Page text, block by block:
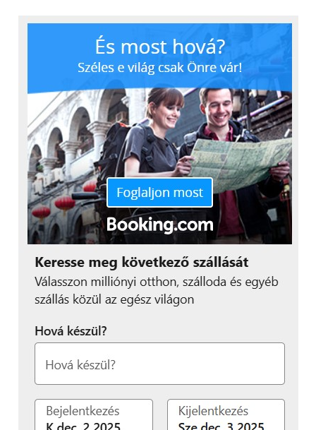
fenntartható szokásokká válhatnak. A HUAWEI
WATCH FIT 5 célja, hogy ezeknek a mindennapi
lépéseknek a támogatásával tegye egyszerűbbé az
A mindennapi teendők is
egyszerűbben intézhetők
A mozgásra szánt idő sokszor a nap egyéb
teendőivel fonódik össze, ezért a mindennapi
kényelem is fontos szempont lehet egy viselhető
eszköz esetében. A HUAWEI WATCH FIT 5 széria
támogatja a Curve Pay szolgáltatást, amely lehetővé
teszi az érintéses fizetést közvetlenül az óráról,
okostelefon használata nélkül. A megoldás
segítségével a felhasználók egyetlen felületen
kezelhetik bankkártyáikat, miközben a rendszer
tranzakciók védelmét.
Elérhetőség
A Huawei Watch Fit 5 széria elérhető a MediaMarkt,
az Alza, az Euronics, a Yettel és a Telekom